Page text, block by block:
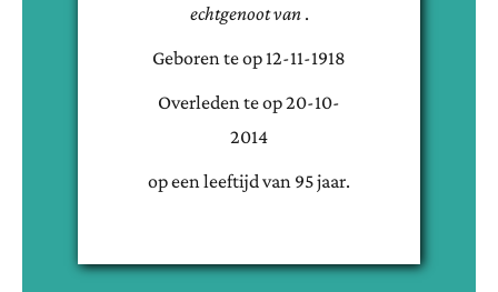
echtgenoot van .
Geboren teop 12-11-1918
Overleden teop20-10-
2014
op een leeftijd van 95jaar.